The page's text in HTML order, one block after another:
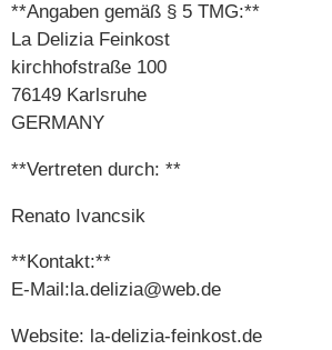
**Angaben gemäß § 5 TMG:**
La Delizia Feinkost
kirchhofstraße 100
76149 Karlsruhe
GERMANY
**Vertreten durch: **
Renato Ivancsik
**Kontakt:**
E-Mail:la.delizia@web.de
Website: la-delizia-feinkost.de